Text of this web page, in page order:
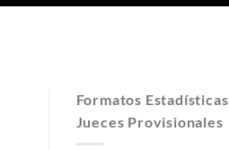
Formatos Estadísticas
Jueces Provisionales